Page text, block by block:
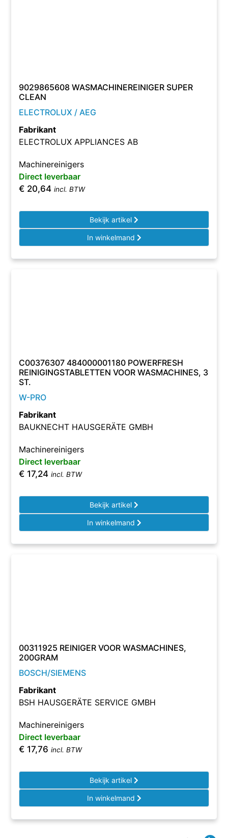
9029865608 WASMACHINEREINIGER SUPER
CLEAN
ELECTROLUX / AEG
Fabrikant
ELECTROLUX APPLIANCES AB
Machinereinigers
Direct leverbaar
€ 20,64 incl. BTW
Bekijk artikel
In winkelmand
C00376307 484000001180 POWERFRESH
REINIGINGSTABLETTEN VOOR WASMACHINES, 3
ST.
W-PRO
Fabrikant
BAUKNECHT HAUSGERÄTE GMBH
Machinereinigers
Direct leverbaar
€ 17,24 incl. BTW
Bekijk artikel
In winkelmand
00311925 REINIGER VOOR WASMACHINES,
200GRAM
BOSCH/SIEMENS
Fabrikant
BSH HAUSGERÄTE SERVICE GMBH
Machinereinigers
Direct leverbaar
€ 17,76 incl. BTW
Bekijk artikel
In winkelmand